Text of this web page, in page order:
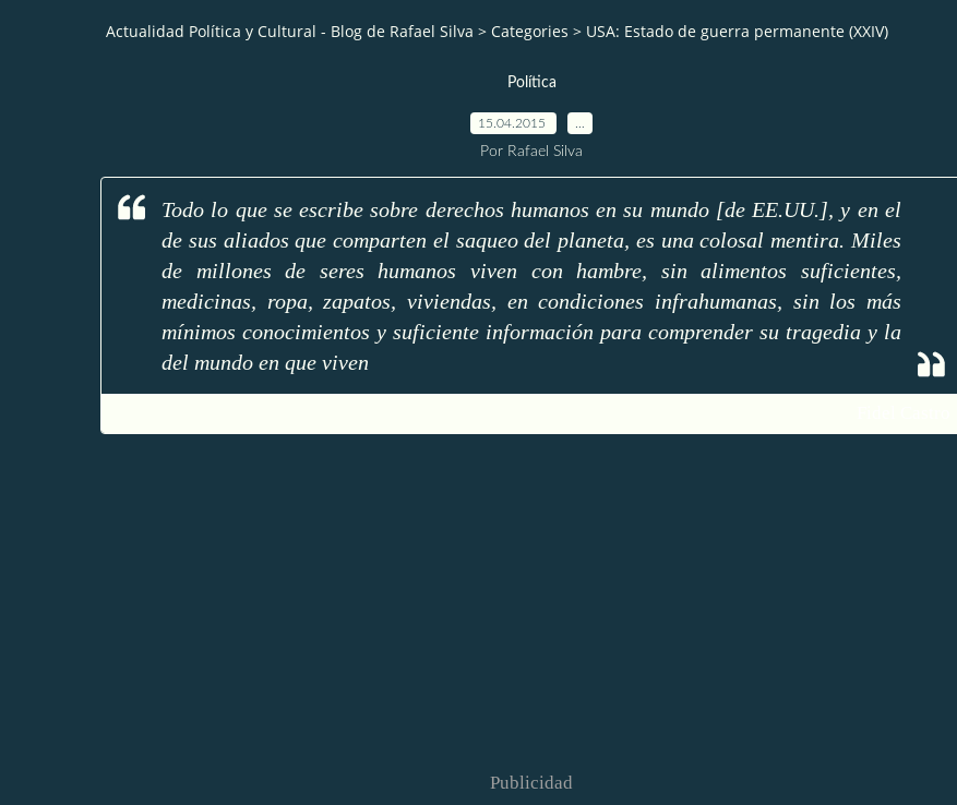
Actualidad Política y Cultural - Blog de Rafael Silva > Categories > USA: Estado de guerra permanente (XXIV)
Política
15.04.2015
Por Rafael Silva
Todo lo que se escribe sobre derechos humanos en su mundo [de EE.UU.], y en el
de sus aliados que comparten el saqueo del planeta, es una colosal mentira. Miles
de millones de seres humanos viven con hambre, sin alimentos suficientes,
medicinas, ropa, zapatos, viviendas, en condiciones infrahumanas, sin los más
mínimos conocimientos y suficiente información para comprender su tragedia y la
del mundo en que viven
Publicidad